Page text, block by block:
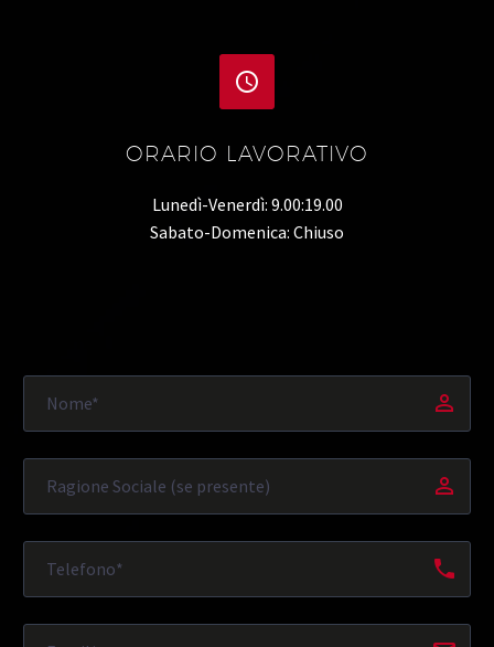


ORARIO LAVORATIVO
Lunedì-Venerdì: 9.00:19.00
Sabato-Domenica: Chiuso